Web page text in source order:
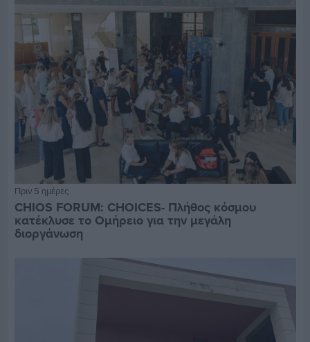
Πριν 5 ημέρες
CHIOS FORUM: CHOICES- Πλήθος κόσμου
κατέκλυσε το Ομήρειο για την μεγάλη
διοργάνωση